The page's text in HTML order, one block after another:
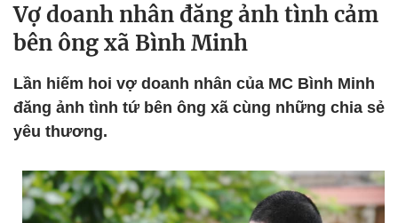
Vợ doanh nhân đăng ảnh tình cảm
bên ông xã Bình Minh
Lần hiếm hoi vợ doanh nhân của MC Bình Minh
đăng ảnh tình tứ bên ông xã cùng những chia sẻ
yêu thương.